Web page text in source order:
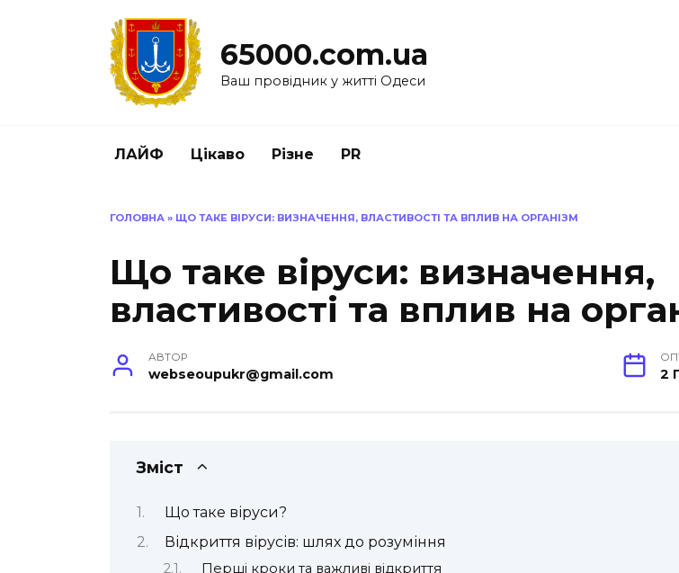
65000.com.ua
Ваш провідник у житті Одеси
ЛАЙФ Цікаво Різне PR
ГОЛОВНА » ЩО ТАКЕ ВІРУСИ: ВИЗНАЧЕННЯ, ВЛАСТИВОСТІ ТА ВПЛИВ НА ОРГАНІЗМ
Що таке віруси: визначення,
властивості та вплив на
АВТОР
webseoupukr@gmail.com 2
Зміст
Що таке віруси?
Відкриття вірусів: шлях до розуміння
Перші кроки та важливі відкриття